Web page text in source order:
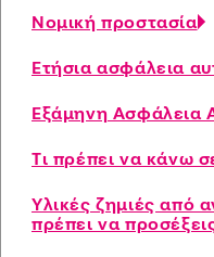
Νομική προστασία
Ετήσια ασφάλεια
Εξάμηνη Ασφάλεια
Τι πρέπει να κάνω
Yλικές ζημιές από
πρέπει να